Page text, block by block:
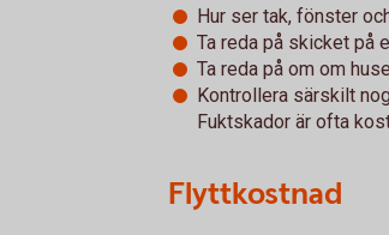
Hur ser tak, fönster
Ta reda på skicket på
Ta reda på om om
Kontrollera särskilt
Fuktskador är ofta
Flyttkostnad